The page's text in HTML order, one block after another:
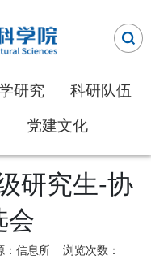
研究
科研队伍
党建文化
研究生-协
会
：信息所 浏览次数：